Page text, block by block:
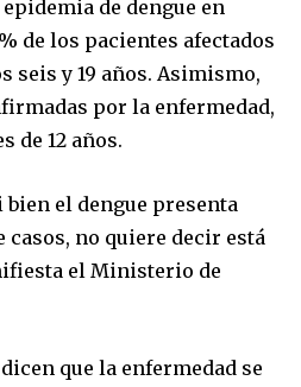
de dengue en
de los pacientes afectados
seis y 19 años. Asimismo,
por la enfermedad,
de 12 años.
el dengue presenta
casos, no quiere decir está
el Ministerio de
que la enfermedad se